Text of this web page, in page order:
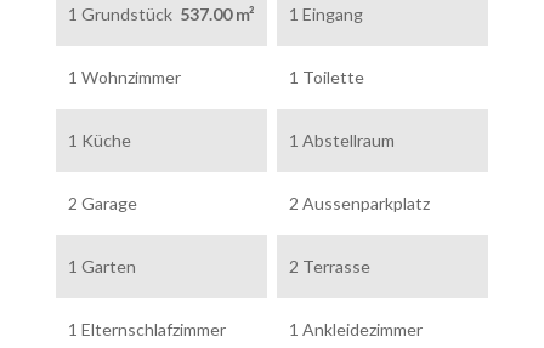
1 Grundstück 537.00 m² 1 Eingang
1 Wohnzimmer 1 Toilette
1 Küche 1 Abstellraum
2 Garage 2 Aussenparkplatz
1 Garten 2 Terrasse
1 Elternschlafzimmer 1 Ankleidezimmer